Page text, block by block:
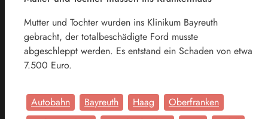
Mutter und Tochter wurden ins Klinikum Bayreuth
gebracht, der totalbeschädigte Ford musste
abgeschleppt werden. Es entstand ein Schaden von etwa
7.500 Euro.
Autobahn Bayreuth Haag
Oberfranken